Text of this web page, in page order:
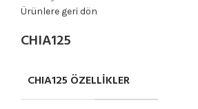
Ürünlere geri dön
CHIA125
CHIA125 ÖZELLİKLER